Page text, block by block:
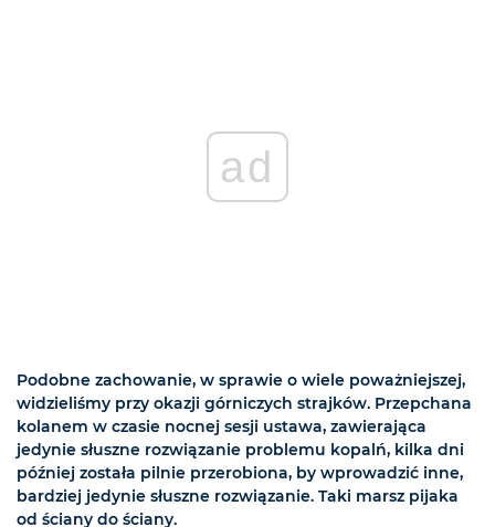
ad
Podobne zachowanie, w sprawie o wiele poważniejszej,
widzieliśmy przy okazji górniczych strajków. Przepchana
kolanem w czasie nocnej sesji ustawa, zawierająca
jedynie słuszne rozwiązanie problemu kopalń, kilka dni
później została pilnie przerobiona, by wprowadzić inne,
bardziej jedynie słuszne rozwiązanie. Taki marsz pijaka
od ściany do ściany.